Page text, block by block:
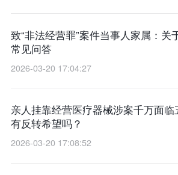
致“非法经营罪”案件当事人家属：关
常见问答
2026-03-20 17:04:27
亲人挂靠经营医疗器械涉案千万面
有反转希望吗？
2026-03-20 17:08:52